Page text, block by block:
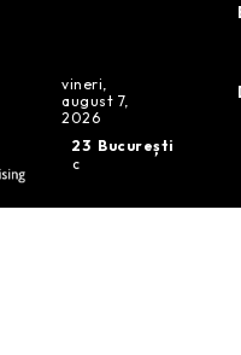
vineri,
august 7,
2026
23
C
București